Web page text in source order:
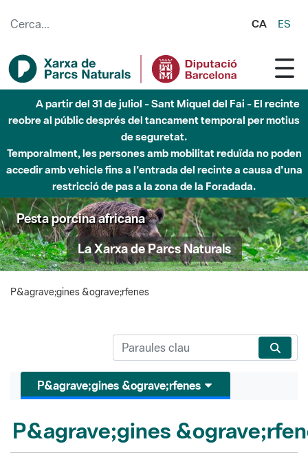
CA ES
A partir del 31 de juliol - Sant Miquel del Fai - El recinte
reobre al públic després del tancament temporal per motius
de seguretat.
Temporalment, les persones amb mobilitat reduïda no poden
accedir amb vehicle fins a l'entrada del recinte a causa d'una
restricció de pas a la zona de la Foradada.
Pesta porcina africana
La Xarxa de Parcs Naturals
P&agrave;gines &ograve;rfenes
P&agrave;gines &ograve;rfenes
P&agrave;gines